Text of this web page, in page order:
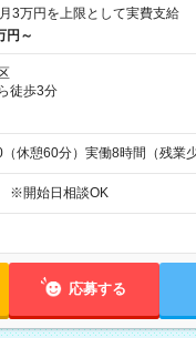
3万円を上限として実費支給
円～
徒歩3分
休憩60分）実働8時間（残業少
※開始日相談OK
応募する